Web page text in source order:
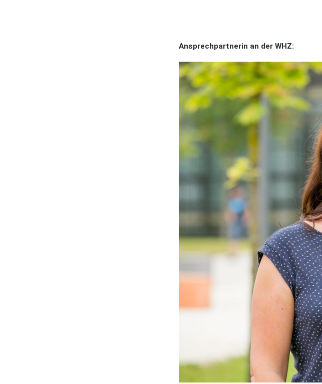
Ansprechpartnerin an der WHZ: